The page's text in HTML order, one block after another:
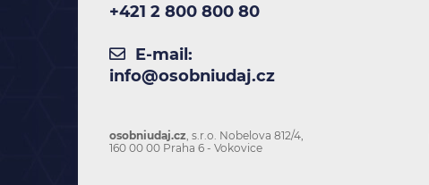
+421 2 800 800 80
E-mail:
info@osobniudaj.cz
osobniudaj.cz, s.r.o. Nobelova 812/4,
160 00 00 Praha 6 - Vokovice